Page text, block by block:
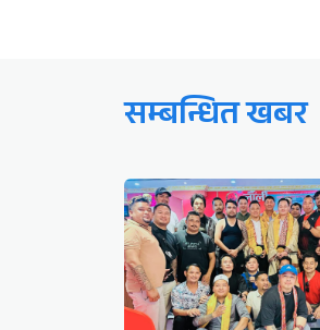
सम्बन्धित खबर